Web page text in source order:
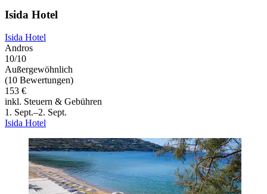
Isida Hotel
Isida Hotel
Andros
10/10
Außergewöhnlich
(10 Bewertungen)
153 €
inkl. Steuern & Gebühren
1. Sept.–2. Sept.
Isida Hotel